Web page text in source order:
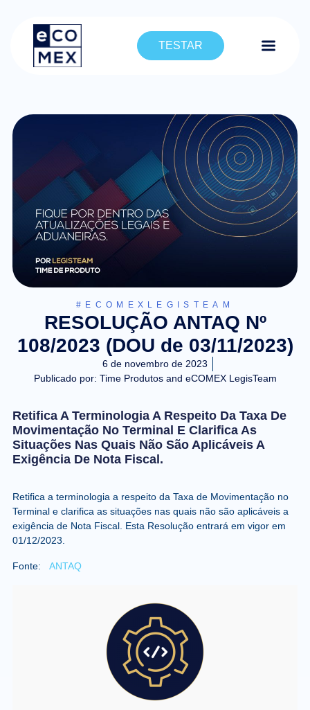
TESTAR
#ECOMEXLEGISTEAM
RESOLUÇÃO ANTAQ Nº
108/2023 (DOU de 03/11/2023)
6 de novembro de 2023
Publicado por: Time Produtos and eCOMEX LegisTeam
Retifica A Terminologia A Respeito Da Taxa De
Movimentação No Terminal E Clarifica As
Situações Nas Quais Não São Aplicáveis A
Exigência De Nota Fiscal.
Retifica a terminologia a respeito da Taxa de Movimentação no
Terminal e clarifica as situações nas quais não são aplicáveis a
exigência de Nota Fiscal. Esta Resolução entrará em vigor em
01/12/2023.
Fonte: ANTAQ